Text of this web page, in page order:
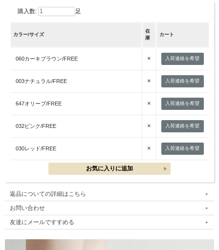
購入数: 足
カラー/サイズ
在
庫
カート
060カーキブラウン/FREE × 入荷連絡を希望
003ナチュラル/FREE × 入荷連絡を希望
647オリーブ/FREE × 入荷連絡を希望
032ピンク/FREE × 入荷連絡を希望
030レッド/FREE × 入荷連絡を希望
返品についての詳細はこちら
お問い合わせ
友達にメールですすめる